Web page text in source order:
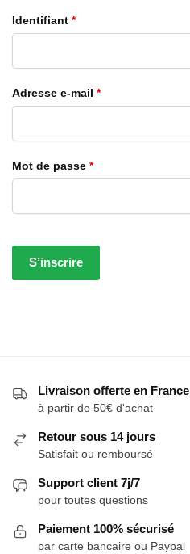
Identifiant *Obligatoire
Adresse e-mail *Obligatoire
Mot de passe *Obligatoire
S’inscrire
Livraison offerte en France
à partir de 50€ d'achat
Retour sous 14 jours
Satisfait ou remboursé
Support client 7j/7
pour toutes questions
Paiement 100% sécurisé
par carte bancaire ou Paypal